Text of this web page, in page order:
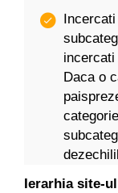
Daca o
Ierarhia site-